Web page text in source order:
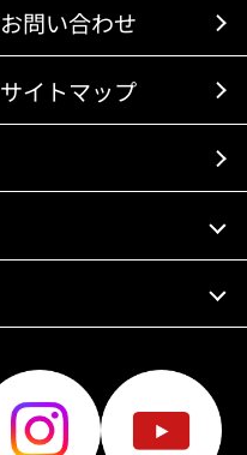
お問い合わせ
サイトマップ